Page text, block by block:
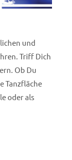
und
Triff Dich
Ob Du
Tanzfläche
oder als